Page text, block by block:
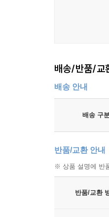
배송/반품/교
배송 안내
배송 구
반품/교환 안내
※ 상품 설명에 반
반품/교환